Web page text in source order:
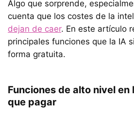
Algo que sorprende,
cuenta que los costes de la
dejan de caer. En este artículo
principales funciones que la IA
forma gratuita.
Funciones de alto nivel en
que pagar